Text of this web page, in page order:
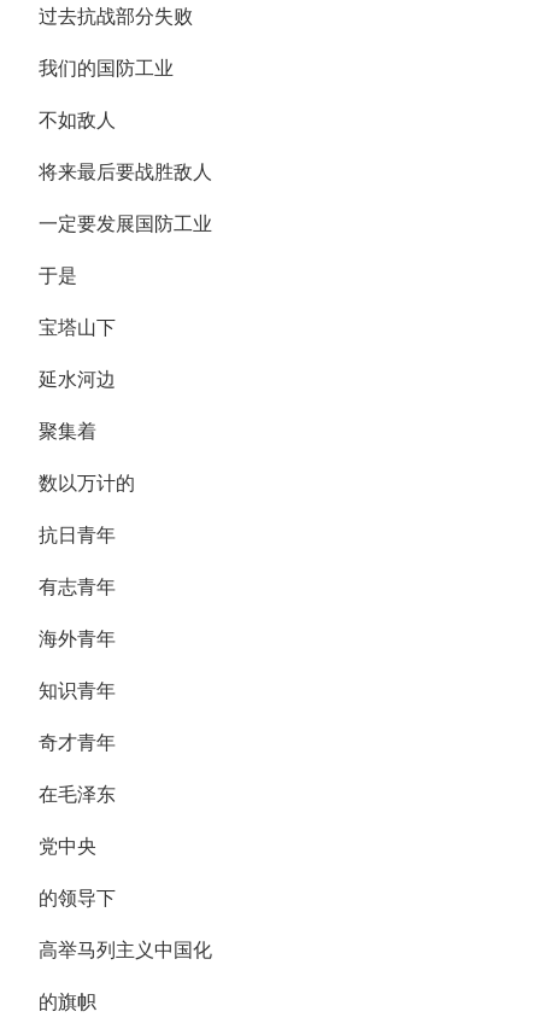
过去抗战部分失败
我们的国防工业
不如敌人
将来最后要战胜敌人
一定要发展国防工业
于是
宝塔山下
延水河边
聚集着
数以万计的
抗日青年
有志青年
海外青年
知识青年
奇才青年
在毛泽东
党中央
的领导下
高举马列主义中国化
的旗帜